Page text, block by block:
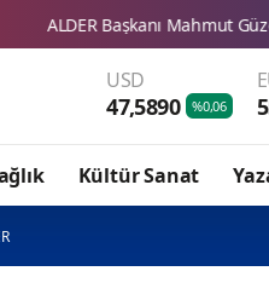
Mahmut Güzel'den Sivas
USD
47,5890 %0,06
Kültür Sanat